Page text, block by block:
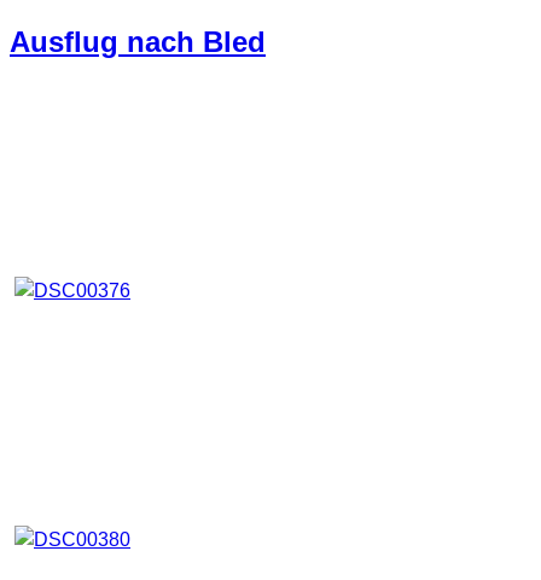
Ausflug nach Bled